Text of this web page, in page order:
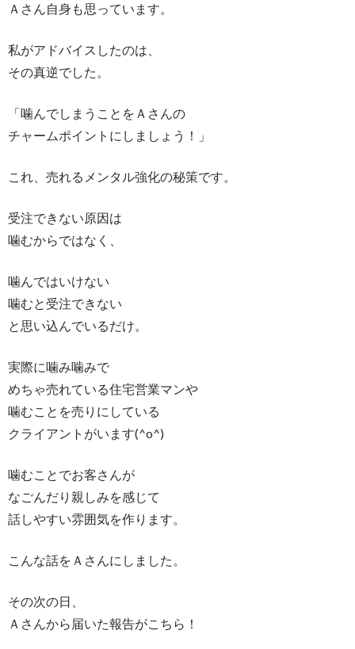
Ａさん自身も思っています。
私がアドバイスしたのは、
その真逆でした。
「噛んでしまうことをＡさんの
チャームポイントにしましょう！」
これ、売れるメンタル強化の秘策です。
受注できない原因は
噛むからではなく、
噛んではいけない
噛むと受注できない
と思い込んでいるだけ。
実際に噛み噛みで
めちゃ売れている住宅営業マンや
噛むことを売りにしている
クライアントがいます(^o^)
噛むことでお客さんが
なごんだり親しみを感じて
話しやすい雰囲気を作ります。
こんな話をＡさんにしました。
その次の日、
Ａさんから届いた報告がこちら！